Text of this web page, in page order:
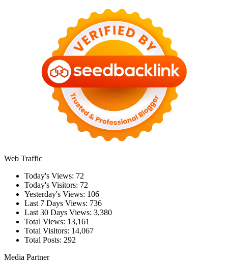
Web Traffic
Today's Views: 72
Today's Visitors: 72
Yesterday's Views: 106
Last 7 Days Views: 736
Last 30 Days Views: 3,380
Total Views: 13,161
Total Visitors: 14,067
Total Posts: 292
Media Partner